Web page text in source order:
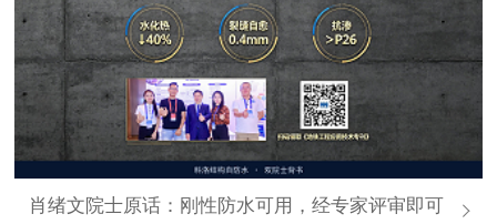
肖绪文院士原话：刚性防水可用，经专家评审即可